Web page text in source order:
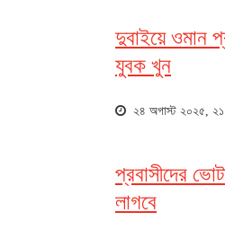
দুবাইয়ে ওমান
যুবক খুন
২৪ অগাস্ট ২০২৫,
প্রবাসীদের
লাগবে